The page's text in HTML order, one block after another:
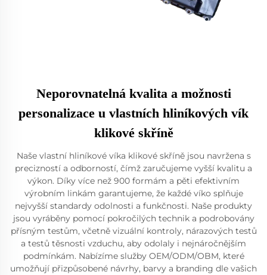
Neporovnatelná kvalita a možnosti
personalizace u vlastních hliníkových vík
klikové skříně
Naše vlastní hliníkové víka klikové skříně jsou navržena s
precizností a odborností, čímž zaručujeme vyšší kvalitu a
výkon. Díky více než 900 formám a pěti efektivním
výrobním linkám garantujeme, že každé víko splňuje
nejvyšší standardy odolnosti a funkčnosti. Naše produkty
jsou vyráběny pomocí pokročilých technik a podrobovány
přísným testům, včetně vizuální kontroly, nárazových testů
a testů těsnosti vzduchu, aby odolaly i nejnáročnějším
podmínkám. Nabízíme služby OEM/ODM/OBM, které
umožňují přizpůsobené návrhy, barvy a branding dle vašich